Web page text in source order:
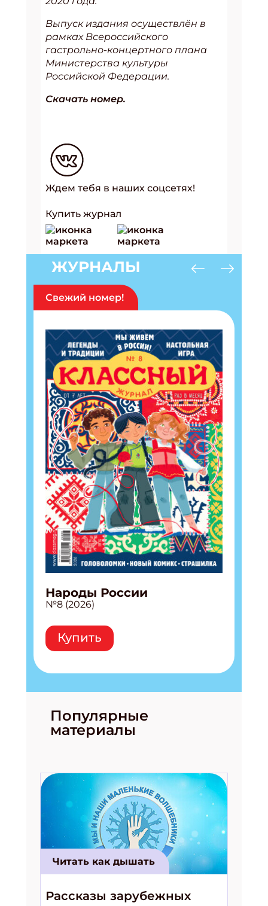
Выпуск издания осуществлён в
рамках Всероссийского
гастрольно-концертного плана
Министерства культуры
Российской Федерации.
Скачать номер.
Ждем тебя в наших соцсетях!
Купить журнал
ЖУРНАЛЫ
Свежий номер!
Народы России
№8 (2026)
Купить
Популярные
материалы
Читать как дышать
Рассказы зарубежных